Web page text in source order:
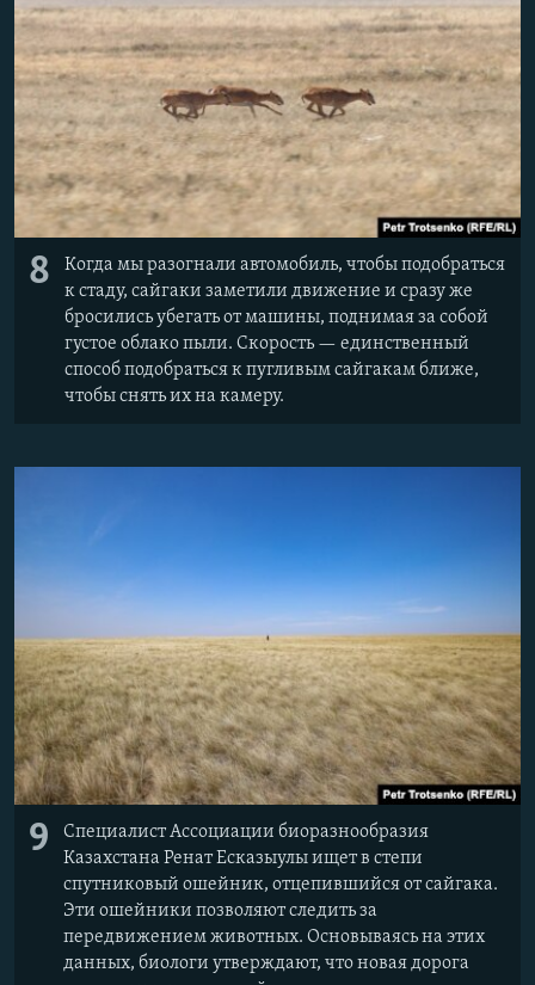
8
Когда мы разогнали автомобиль, чтобы подобраться
к стаду, сайгаки заметили движение и сразу же
бросились убегать от машины, поднимая за собой
густое облако пыли. Скорость — единственный
способ подобраться к пугливым сайгакам ближе,
чтобы снять их на камеру.
9
Специалист Ассоциации биоразнообразия
Казахстана Ренат Есказыулы ищет в степи
спутниковый ошейник, отцепившийся от сайгака.
Эти ошейники позволяют следить за
передвижением животных. Основываясь на этих
данных, биологи утверждают, что новая дорога